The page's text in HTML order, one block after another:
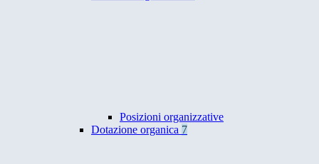
Posizioni organizzative
Dotazione organica 7